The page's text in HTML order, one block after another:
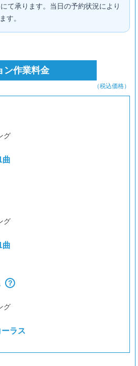
て承ります。当日の予約状況により
す。
ン作業料金
（税込価格）
グ
曲
グ
曲
？
グ
ラス